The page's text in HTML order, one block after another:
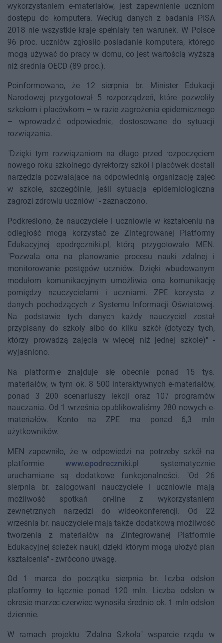
wykorzystaniem e-materiałów, jest zapewnienie uczniom
dostępu do komputera. Według danych z badania PISA
2018 nie wszystkie kraje spełniały ten warunek. W Polsce
96 proc. uczniów zgłosiło posiadanie komputera, którego
mogą używać do pracy w domu, co jest wartością wyższą
niż średnia OECD (89 proc.).
Poinformowano, że 12 sierpnia br. Minister Edukacji
Narodowej przygotował 5 rozporządzeń, które pozwoliły
szkołom i placówkom – w razie zagrożenia epidemicznego
– wprowadzić odpowiednie, dostosowane do sytuacji
rozwiązania.
"Dzięki tym rozwiązaniom na długo przed rozpoczęciem
nowego roku szkolnego dyrektorzy szkół i placówek dostali
narzędzia pozwalające na odpowiednią organizację zajęć
w szkole, szczególnie, jeśli sytuacja epidemiologiczna
zagrozi zdrowiu uczniów" - zaznaczono.
Podkreślono, że nauczyciele i uczniowie w kształceniu na
odległość mogą korzystać ze Zintegrowanej Platformy
Edukacyjnej epodręczniki.pl, którą przygotowało MEN.
"Pozwala ona na planowanie procesu nauki zdalnej i
monitorowanie postępów uczniów. Dzięki wbudowanym
modułom komunikacyjnym umożliwia ona komunikację
pomiędzy nauczycielami i uczniami. ZPE korzysta z
danych pochodzących z Systemu Informacji Oświatowej.
Na podstawie tych danych każdy nauczyciel został
przypisany do szkoły albo do kilku szkół (dotyczy tych,
którzy prowadzą zajęcia w więcej niż jednej szkole)" -
wyjaśniono.
Na platformie znajduje się obecnie ponad 15 tys.
materiałów, w tym ok. 8 500 interaktywnych e-materiałów,
ponad 3 200 scenariuszy lekcji oraz 107 programów
nauczania. Od 1 września opublikowaliśmy 280 nowych e-
materiałów. Konto na ZPE ma ponad 6,3 mln
użytkowników.
MEN zapewniło, że w odpowiedzi na potrzeby szkół na
platformie www.epodreczniki.pl
systematycznie
uruchamiane są dodatkowe funkcjonalności. "Od 26
sierpnia br. zalogowani nauczyciele i uczniowie mają
możliwość spotkań on-line z wykorzystaniem
zewnętrznych narzędzi do wideokonferencji. Od 22
września br. nauczyciele mają także dodatkową możliwość
tworzenia z materiałów na Zintegrowanej Platformie
Edukacyjnej ścieżek nauki, dzięki którym mogą ułożyć plan
kształcenia" - zwrócono uwagę.
Od 1 marca do początku sierpnia br. liczba odsłon
platformy to łącznie ponad 120 mln. Liczba odsłon w
okresie marzec-czerwiec wynosiła średnio ok. 1 mln odsłon
dziennie.
W ramach projektu "Zdalna Szkoła" wsparcie rządu w